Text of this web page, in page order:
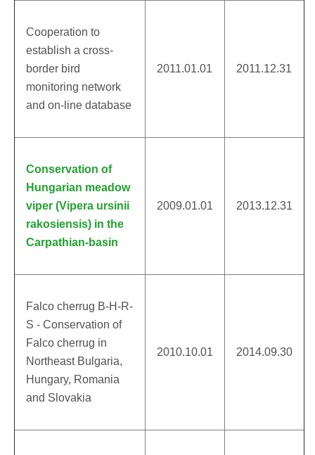
Cooperation to
establish a cross-
border bird
monitoring network
and on-line database
2011.01.01 2011.12.31
Conservation of
Hungarian meadow
viper (Vipera ursinii
rakosiensis) in the
Carpathian-basin
2009.01.01 2013.12.31
Falco cherrug B-H-R-
S - Conservation of
Falco cherrug in
Northeast Bulgaria,
Hungary, Romania
and Slovakia
2010.10.01 2014.09.30